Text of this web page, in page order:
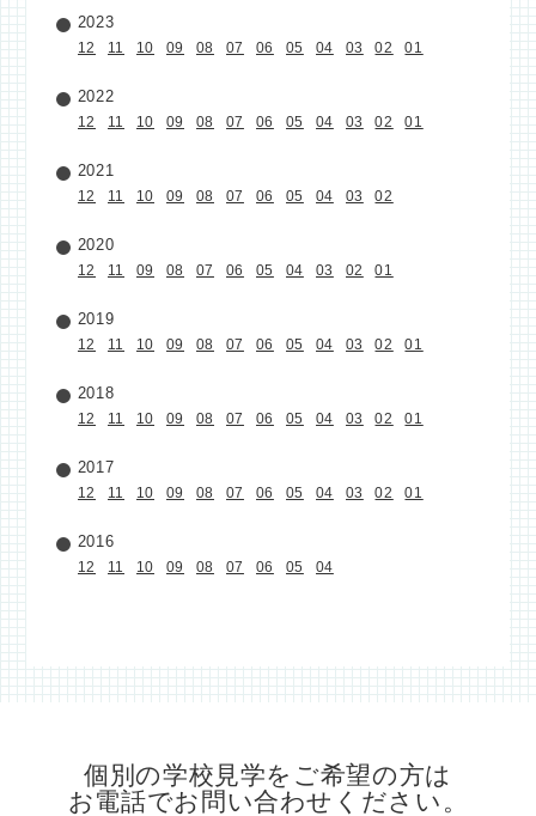
2023
12 11 10 09 08 07 06 05 04 03 02 01
2022
12 11 10 09 08 07 06 05 04 03 02 01
2021
12 11 10 09 08 07 06 05 04 03 02
2020
12 11 09 08 07 06 05 04 03 02 01
2019
12 11 10 09 08 07 06 05 04 03 02 01
2018
12 11 10 09 08 07 06 05 04 03 02 01
2017
12 11 10 09 08 07 06 05 04 03 02 01
2016
12 11 10 09 08 07 06 05 04
個別の学校見学をご希望の方は
お電話でお問い合わせください。